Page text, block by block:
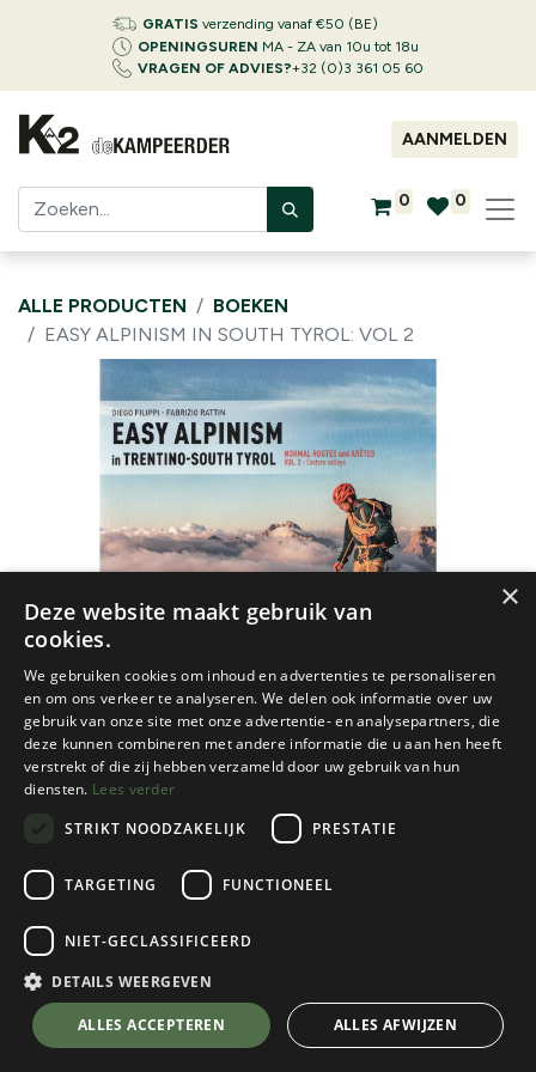
GRATIS verzending vanaf €50 (BE)
OPENINGSUREN MA - ZA van 10u tot 18u
VRAGEN OF ADVIES?+32 (0)3 361 05 60
AANMELDEN
0 0
ALLE PRODUCTEN
BOEKEN
EASY ALPINISM IN SOUTH TYROL: VOL 2
Cordee
Easy Alpinism in South Tyrol: Vol 2
€65,95
💬 Stel je vraag over dit product via WhatsApp
×
Deze website maakt gebruik van
cookies.
We gebruiken cookies om inhoud en advertenties te personaliseren
en om ons verkeer te analyseren. We delen ook informatie over uw
gebruik van onze site met onze advertentie- en analysepartners, die
deze kunnen combineren met andere informatie die u aan hen heeft
verstrekt of die zij hebben verzameld door uw gebruik van hun
diensten. Lees verder
STRIKT NOODZAKELIJK
PRESTATIE
TARGETING FUNCTIONEEL
NIET-GECLASSIFICEERD
DETAILS WEERGEVEN
ALLES ACCEPTEREN ALLES AFWIJZEN